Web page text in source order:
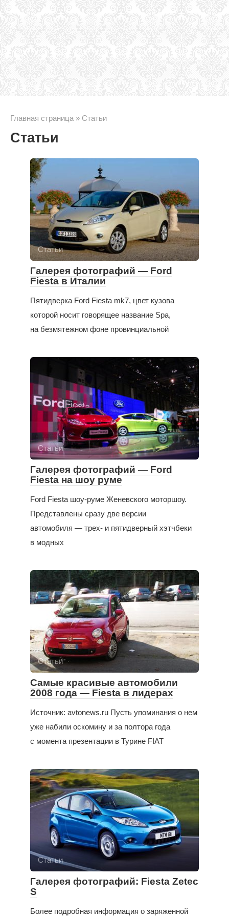
Главная страница » Статьи
Статьи
Статьи
Галерея фотографий — Ford
Fiesta в Италии
Пятидверка Ford Fiesta mk7, цвет кузова
которой носит говорящее название Spa,
на безмятежном фоне провинциальной
Статьи
Галерея фотографий — Ford
Fiesta на шоу руме
Ford Fiesta шоу-руме Женевского моторшоу.
Представлены сразу две версии
автомобиля — трех- и пятидверный хэтчбеки
в модных
Статьи
Самые красивые автомобили
2008 года — Fiesta в лидерах
Источник: avtonews.ru Пусть упоминания о нем
уже набили оскомину и за полтора года
с момента презентации в Турине FIAT
Статьи
Галерея фотографий: Fiesta Zetec
S
Более подробная информация о заряженной